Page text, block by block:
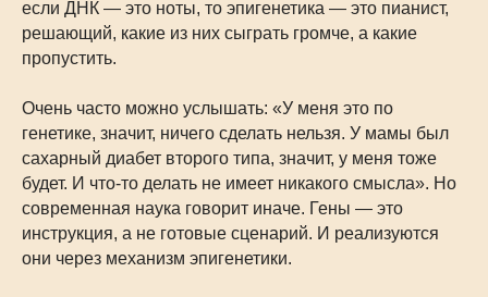
если ДНК — это ноты, то эпигенетика — это пианист,
решающий, какие из них сыграть громче, а какие
пропустить.
Очень часто можно услышать: «У меня это по
генетике, значит, ничего сделать нельзя. У мамы был
сахарный диабет второго типа, значит, у меня тоже
будет. И что-то делать не имеет никакого смысла». Но
современная наука говорит иначе. Гены — это
инструкция, а не готовые сценарий. И реализуются
они через механизм эпигенетики.